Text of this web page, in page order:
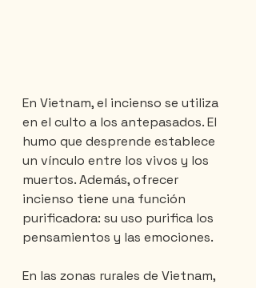
En Vietnam, el incienso se utiliza
en el culto a los antepasados. El
humo que desprende establece
un vínculo entre los vivos y los
muertos. Además, ofrecer
incienso tiene una función
purificadora: su uso purifica los
pensamientos y las emociones.
En las zonas rurales de Vietnam,